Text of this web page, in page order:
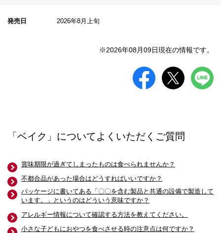
発売日 2026年8月上旬
※2026年08月09日現在の情報です。
「ベイク」についてよくいただくご質問
賞味期限が過ぎてしまったものは食べられませんか？
不都合品があった場合はどうすればいいですか？
パッケージに書いてある「〇〇を含む製品と共通の設備で製造して
います。」というのはどういう意味ですか？
アレルギー情報について確認する方法を教えてください。
小さな子どもにおやつを食べさせる時の注意点は何ですか？